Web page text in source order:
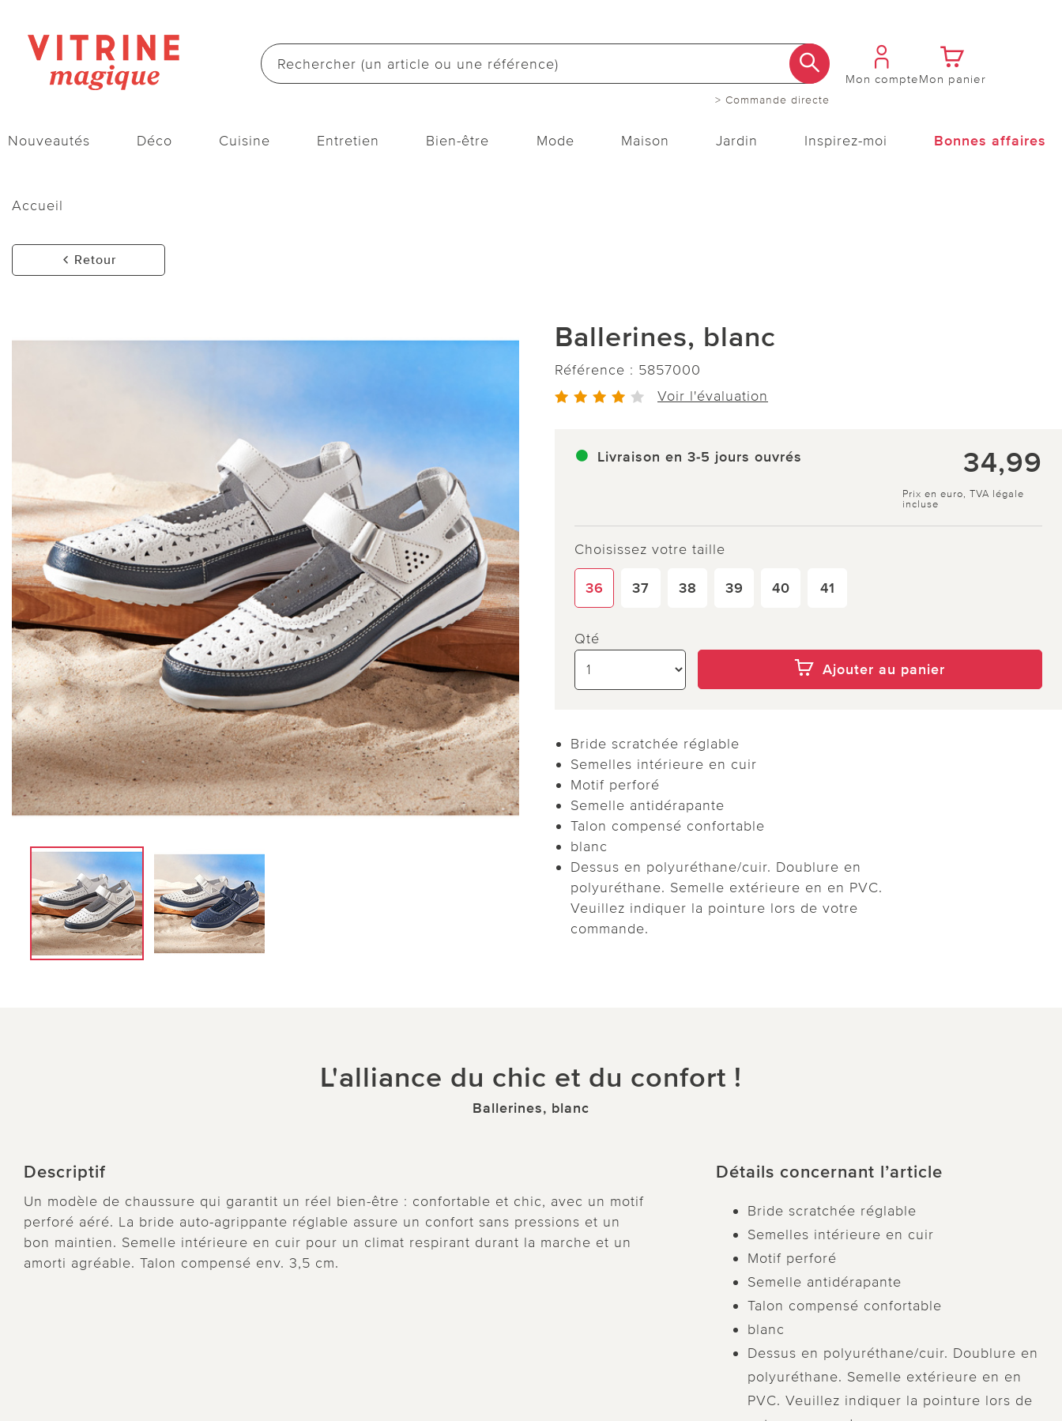
> Commande directe
Mon compteMon panier
Nouveautés Déco Cuisine Entretien Bien-être Mode Maison Jardin Inspirez-moi Bonnes affaires
Accueil
Retour
Ballerines, blanc
Référence : 5857000
Voir l'évaluation
Livraison en 3-5 jours ouvrés 34,99
Prix en euro, TVA légale
incluse
Choisissez votre taille
36 37 38 39 40 41
Qté
Ajouter au panier
Bride scratchée réglable
Semelles intérieure en cuir
Motif perforé
Semelle antidérapante
Talon compensé confortable
blanc
Dessus en polyuréthane/cuir. Doublure en
polyuréthane. Semelle extérieure en en PVC.
Veuillez indiquer la pointure lors de votre
commande.
L'alliance du chic et du confort !
Ballerines, blanc
Descriptif
Un modèle de chaussure qui garantit un réel bien-être : confortable et chic, avec un motif
perforé aéré. La bride auto-agrippante réglable assure un confort sans pressions et un
bon maintien. Semelle intérieure en cuir pour un climat respirant durant la marche et un
amorti agréable. Talon compensé env. 3,5 cm.
Détails concernant l’article
Bride scratchée réglable
Semelles intérieure en cuir
Motif perforé
Semelle antidérapante
Talon compensé confortable
blanc
Dessus en polyuréthane/cuir. Doublure en
polyuréthane. Semelle extérieure en en
PVC. Veuillez indiquer la pointure lors de